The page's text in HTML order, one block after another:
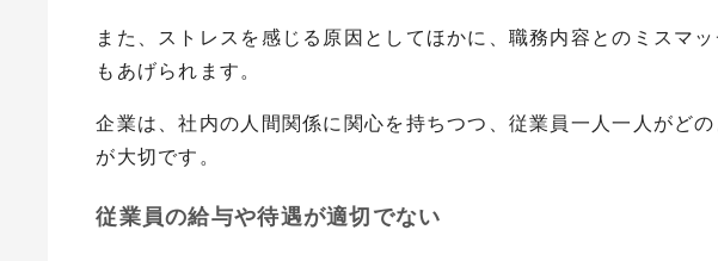
また、ストレスを感じる原因としてほかに、職務内容とのミスマ
もあげられます。
企業は、社内の人間関係に関心を持ちつつ、従業員一人一人がど
が大切です。
従業員の給与や待遇が適切でない